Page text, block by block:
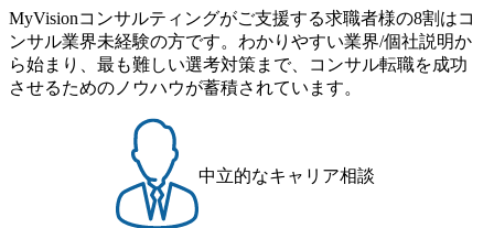
を取得 (https://www.agara.co.jp/article/382811) シンプレクスと
Xspear Consultingが、東京都港区の行政手続き100%デジタル
化を支援 (https://www.afpbb.com/articles/-/3520247) 【未経験
者】 ・年収UPでのオファー ・ワンプールで様々なインダ
流工程、先端技術を学べる環境 【コンサルファーム経験
者】 ・専門領域に軸足を置きながら、他領域にもチャレン
ジできる環境 ・タイトルアップでのオファー ・現職ファー
ムより高いオファー年収 ・実力主義でプロモーションでき
る（ダブルスキップもあり） ・週に1度のアサインｍｔｇで
日2時間15分まで、始業・終業時刻の繰り上げ・繰り下げが
可能 子の看護休暇： 子1人につき5日まで取得でき、1時間
単位で取得することも可能 家族看護休暇： 5日まで取得で
き、1時間単位で取得することも可能 【独身寮、住宅手当制
度など】 独身寮：富山事業所の近くに、白風寮と青風寮の2
つの寮があり、以下の入居基準を満たす方が入居可能で
す。 ＜入居基準＞ ・満33歳までの独身者 ・自宅から勤務地
までの通勤総時間が2時間を超えること 住宅手当： 本社の
近くには独身寮や社宅等が無いため、条件を満たす方には
MyVisionコンサルティングがご支援する求職者様の8割はコ
ンサル業界未経験の方です。わかりやすい業界/個社説明か
ら始まり、最も難しい選考対策まで、コンサル転職を成功
させるためのノウハウが蓄積されています。
中立的なキャリア相談